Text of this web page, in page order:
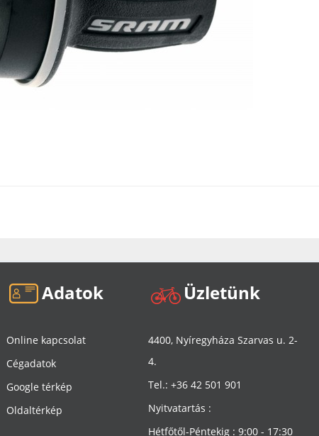
Adatok
Online kapcsolat
Cégadatok
Google térkép
Oldaltérkép
Üzletünk
4400, Nyíregyháza Szarvas u. 2-
4.
Tel.: +36 42 501 901
Nyitvatartás :
Hétfőtől-Péntekig : 9:00 - 17:30